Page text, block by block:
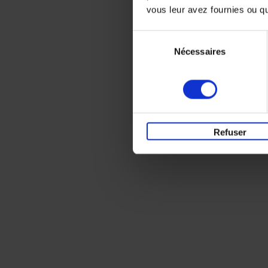
vous leur avez fournies ou
Nécessaires
Refuser